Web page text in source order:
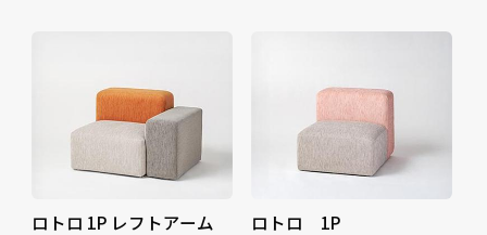
ロトロ 1P レフトアーム ロトロ 1P